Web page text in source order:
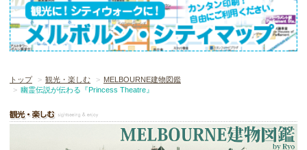
トップ 観光・楽しむ
MELBOURNE建物図鑑
幽霊伝説が伝わる『Princess Theatre』